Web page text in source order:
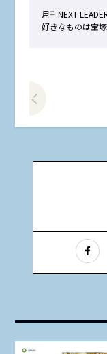
月刊NEXT
好きなものは宝